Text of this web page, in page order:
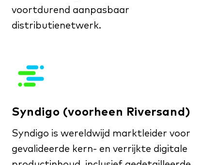
voortdurend aanpasbaar
distributienetwerk.
Syndigo (voorheen Riversand)
Syndigo is wereldwijd marktleider voor
gevalideerde kern- en verrijkte digitale